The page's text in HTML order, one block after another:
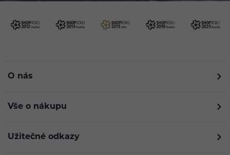
O nás
Vše o nákupu
Užitečné odkazy